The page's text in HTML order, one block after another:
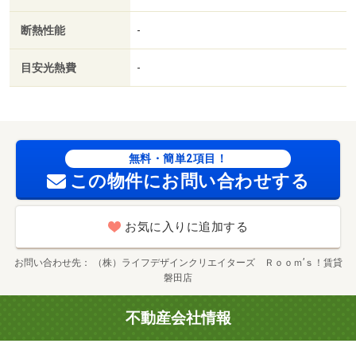
断熱性能 -
目安光熱費 -
無料・簡単2項目！
この物件にお問い合わせする
お気に入りに追加する
お問い合わせ先
（株）ライフデザインクリエイターズ Ｒｏｏｍ’ｓ！賃貸
磐田店
不動産会社情報